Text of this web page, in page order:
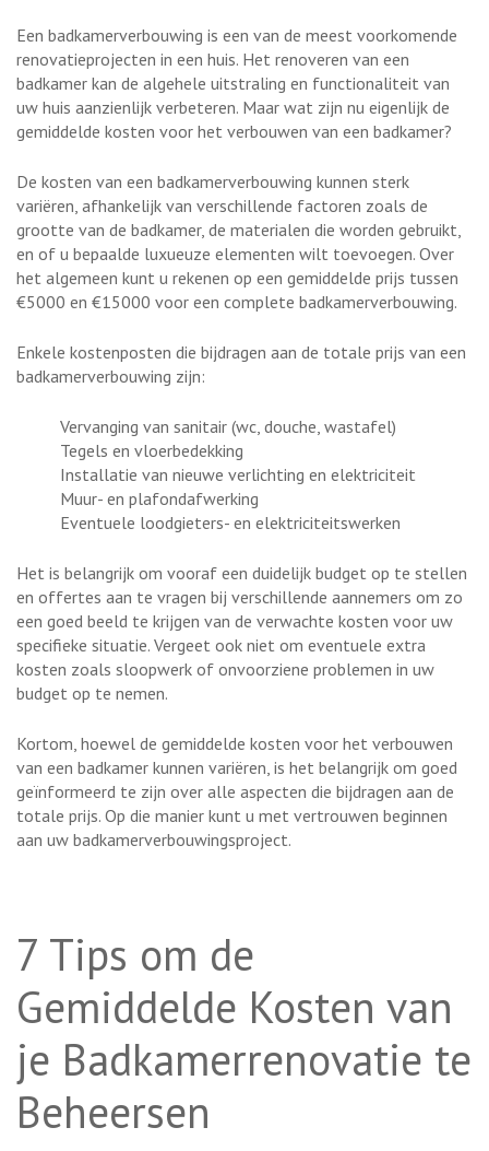
Een badkamerverbouwing is een van de meest voorkomende
renovatieprojecten in een huis. Het renoveren van een
badkamer kan de algehele uitstraling en functionaliteit van
uw huis aanzienlijk verbeteren. Maar wat zijn nu eigenlijk de
gemiddelde kosten voor het verbouwen van een badkamer?
De kosten van een badkamerverbouwing kunnen sterk
variëren, afhankelijk van verschillende factoren zoals de
grootte van de badkamer, de materialen die worden gebruikt,
en of u bepaalde luxueuze elementen wilt toevoegen. Over
het algemeen kunt u rekenen op een gemiddelde prijs tussen
€5000 en €15000 voor een complete badkamerverbouwing.
Enkele kostenposten die bijdragen aan de totale prijs van een
badkamerverbouwing zijn:
Vervanging van sanitair (wc, douche, wastafel)
Tegels en vloerbedekking
Installatie van nieuwe verlichting en elektriciteit
Muur- en plafondafwerking
Eventuele loodgieters- en elektriciteitswerken
Het is belangrijk om vooraf een duidelijk budget op te stellen
en offertes aan te vragen bij verschillende aannemers om zo
een goed beeld te krijgen van de verwachte kosten voor uw
specifieke situatie. Vergeet ook niet om eventuele extra
kosten zoals sloopwerk of onvoorziene problemen in uw
budget op te nemen.
Kortom, hoewel de gemiddelde kosten voor het verbouwen
van een badkamer kunnen variëren, is het belangrijk om goed
geïnformeerd te zijn over alle aspecten die bijdragen aan de
totale prijs. Op die manier kunt u met vertrouwen beginnen
aan uw badkamerverbouwingsproject.
7 Tips om de
Gemiddelde Kosten van
je Badkamerrenovatie te
Beheersen